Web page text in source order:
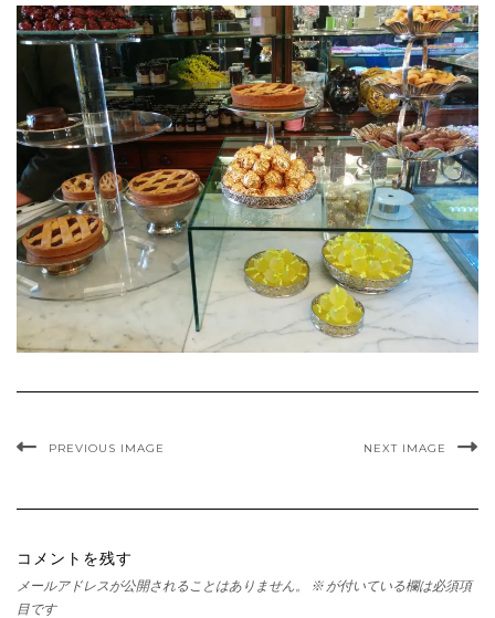
PREVIOUS IMAGE NEXT IMAGE
コメントを残す
メールアドレスが公開されることはありません。 ※ が付いている欄は必須項
目です